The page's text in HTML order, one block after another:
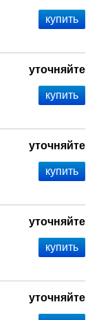
уточняйте
уточняйте
уточняйте
уточняйте